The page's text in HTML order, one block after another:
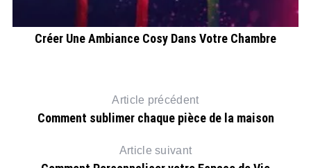
Créer Une Ambiance Cosy Dans Votre Chambre
Article précédent
Comment sublimer chaque pièce de la maison
Article suivant